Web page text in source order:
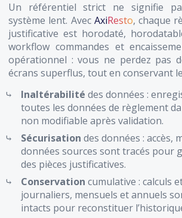
Un référentiel strict ne signifie
système lent. Avec AxiResto, chaque
justificative est horodaté,
workflow commandes et
opérationnel : vous ne perdez pas
écrans superflus, tout en conservant
Inaltérabilité des données :
toutes les données de règlement
non modifiable après validation.
Sécurisation des données : accès,
données sources sont tracés pour
des pièces justificatives.
Conservation cumulative : calculs
journaliers, mensuels et annuels
intacts pour reconstituer